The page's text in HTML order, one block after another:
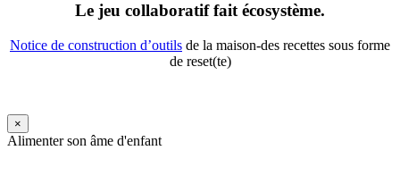
Le jeu collaboratif fait écosystème.
Notice de construction d’outils de la maison-des recettes sous forme
de reset(te)
×
Alimenter son âme d'enfant